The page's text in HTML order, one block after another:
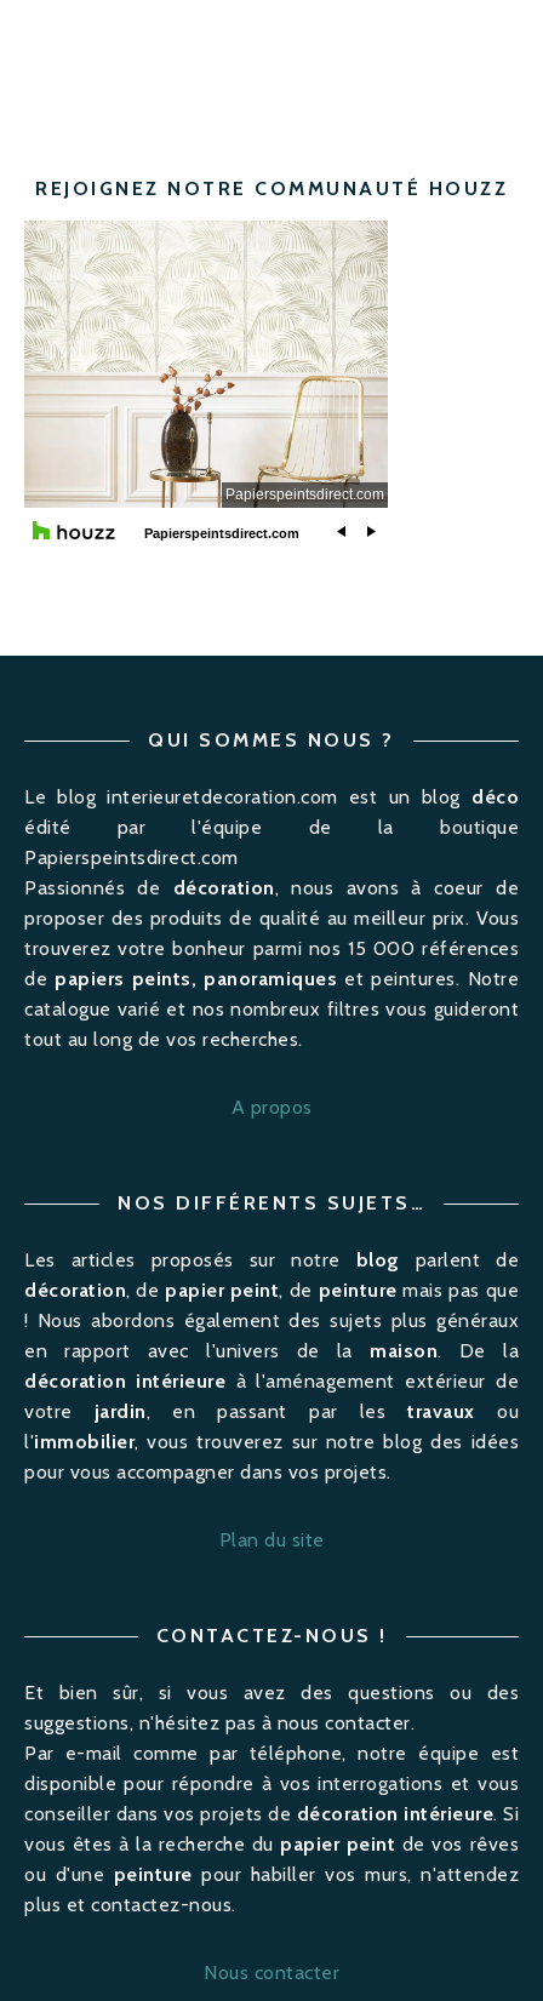
REJOIGNEZ NOTRE COMMUNAUTÉ HOUZZ
QUI SOMMES NOUS ?
Le blog interieuretdecoration.com est un blog déco
édité par l'équipe de la boutique
Papierspeintsdirect.com
Passionnés de décoration, nous avons à coeur de
proposer des produits de qualité au meilleur prix. Vous
trouverez votre bonheur parmi nos 15 000 références
de papiers peints, panoramiques et peintures. Notre
catalogue varié et nos nombreux filtres vous guideront
tout au long de vos recherches.
A propos
NOS DIFFÉRENTS SUJETS…
Les articles proposés sur notre blog parlent de
décoration, de papier peint, de peinture mais pas que
! Nous abordons également des sujets plus généraux
en rapport avec l'univers de la maison. De la
décoration intérieure à l'aménagement extérieur de
votre jardin, en passant par lestravaux ou
l'immobilier, vous trouverez sur notre blog des idées
pour vous accompagner dans vos projets.
Plan du site
CONTACTEZ-NOUS !
Et bien sûr, si vous avez des questions ou des
suggestions, n'hésitez pas à nous contacter.
Par e-mail comme par téléphone, notre équipe est
disponible pour répondre à vos interrogations et vous
conseiller dans vos projets de décoration intérieure. Si
vous êtes à la recherche du papier peint de vos rêves
ou d'une peinture pour habiller vos murs, n'attendez
plus et contactez-nous.
Nous contacter